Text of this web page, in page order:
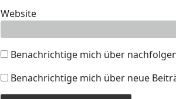
Website
Benachrichtige mich über
Benachrichtige mich über neue